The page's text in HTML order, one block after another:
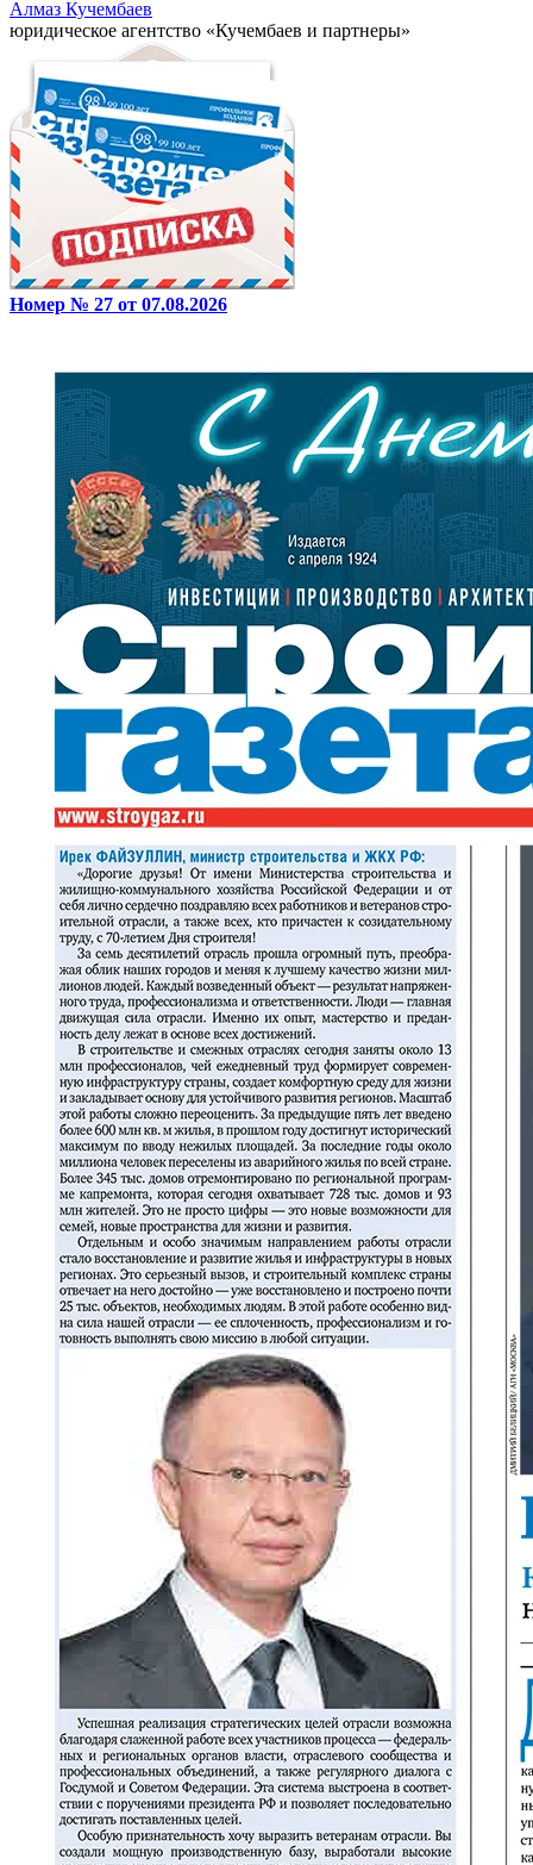
Алмаз Кучембаев
юридическое агентство «Кучембаев и партнеры»
Номер № 27 от 07.08.2026